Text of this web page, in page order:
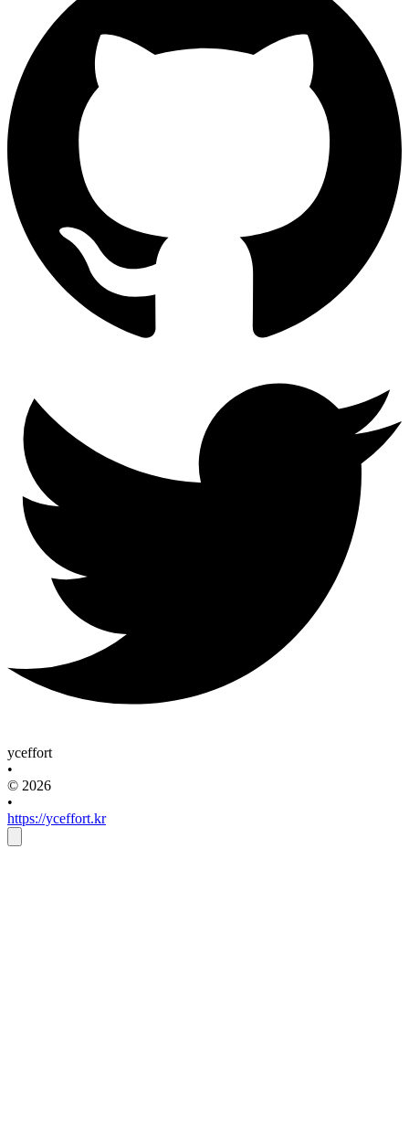
yceffort
•
© 2026
•
https://yceffort.kr